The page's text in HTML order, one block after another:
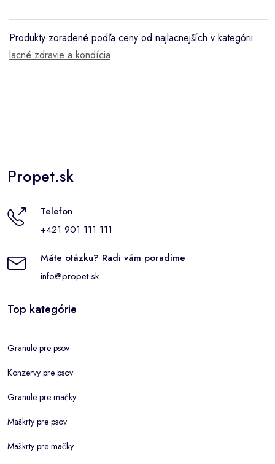
Produkty zoradené podľa ceny od najlacnejších v kategórii
lacné zdravie a kondícia
Propet.sk
Telefon
+421 901 111 111
Máte otázku? Radi vám poradíme
info@propet.sk
Top kategórie
Granule pre psov
Konzervy pre psov
Granule pre mačky
Maškrty pre psov
Maškrty pre mačky